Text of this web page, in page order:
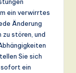
ein verwirrtes
Änderung
stören, und
Sie sich
sofort ein